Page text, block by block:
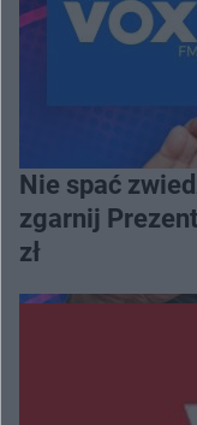
Nie spać
zgarnij
zł